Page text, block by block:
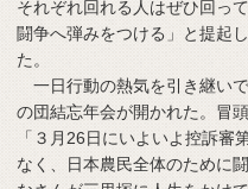
それぞれ回れる人はぜひ回っ
闘争へ弾みをつける」と提起
た。
一日行動の熱気を引き継い
の団結忘年会が開かれた。冒
「３月26日にいよいよ控訴審
なく、日本農民全体のために